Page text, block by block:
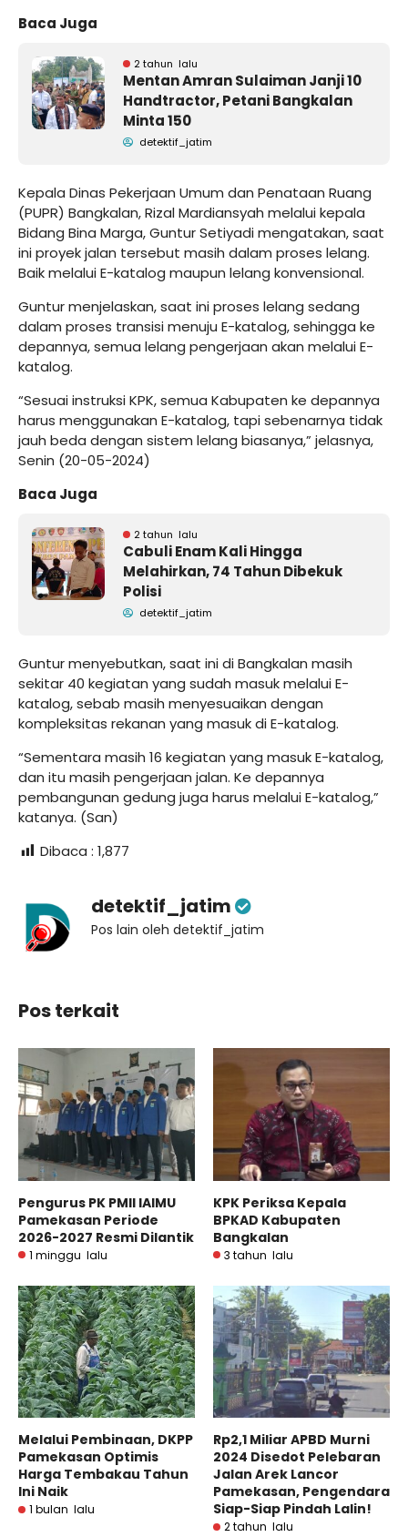
Baca Juga
2 tahun lalu
Mentan Amran Sulaiman Janji 10
Handtractor, Petani Bangkalan
Minta 150
detektif_jatim
Kepala Dinas Pekerjaan Umum dan Penataan Ruang
(PUPR) Bangkalan, Rizal Mardiansyah melalui kepala
Bidang Bina Marga, Guntur Setiyadi mengatakan, saat
ini proyek jalan tersebut masih dalam proses lelang.
Baik melalui E-katalog maupun lelang konvensional.
Guntur menjelaskan, saat ini proses lelang sedang
dalam proses transisi menuju E-katalog, sehingga ke
depannya, semua lelang pengerjaan akan melalui E-
katalog.
“Sesuai instruksi KPK, semua Kabupaten ke depannya
harus menggunakan E-katalog, tapi sebenarnya tidak
jauh beda dengan sistem lelang biasanya,” jelasnya,
Senin (20-05-2024)
Baca Juga
2 tahun lalu
Cabuli Enam Kali Hingga
Melahirkan, 74 Tahun Dibekuk
Polisi
detektif_jatim
Guntur menyebutkan, saat ini di Bangkalan masih
sekitar 40 kegiatan yang sudah masuk melalui E-
katalog, sebab masih menyesuaikan dengan
kompleksitas rekanan yang masuk di E-katalog.
“Sementara masih 16 kegiatan yang masuk E-katalog,
dan itu masih pengerjaan jalan. Ke depannya
pembangunan gedung juga harus melalui E-katalog,”
katanya. (San)
Dibaca : 1,877
detektif_jatim
Pos lain oleh detektif_jatim
Pos terkait
Pengurus PK PMII IAIMU
Pamekasan Periode
2026-2027 Resmi Dilantik
1 minggu lalu
KPK Periksa Kepala
BPKAD Kabupaten
Bangkalan
3 tahun lalu
Melalui Pembinaan, DKPP
Pamekasan Optimis
Harga Tembakau Tahun
Ini Naik
1 bulan lalu
Rp2,1 Miliar APBD Murni
2024 Disedot Pelebaran
Jalan Arek Lancor
Pamekasan, Pengendara
Siap-Siap Pindah Lalin!
2 tahun lalu